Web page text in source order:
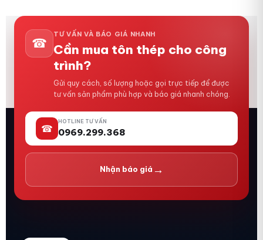
☎
TƯ VẤN VÀ BÁO GIÁ NHANH
Cần mua tôn thép cho công
trình?
Gửi quy cách, số lượng hoặc gọi trực tiếp để được
tư vấn sản phẩm phù hợp và báo giá nhanh chóng.
☎
HOTLINE TƯ VẤN
0969.299.368
Nhận báo giá →